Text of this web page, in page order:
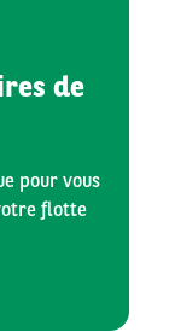
de
pour vous
flotte